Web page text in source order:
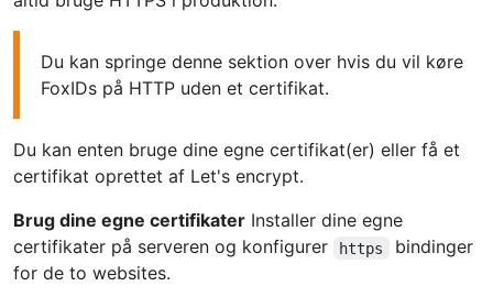
Du kan springe denne sektion over hvis du vil køre
FoxIDs på HTTP uden et certifikat.
Du kan enten bruge dine egne certifikat(er) eller få et
certifikat oprettet af Let's encrypt.
Brug dine egne certifikater Installer dine egne
certifikater på serveren og konfigurer
https
bindinger
for de to websites.